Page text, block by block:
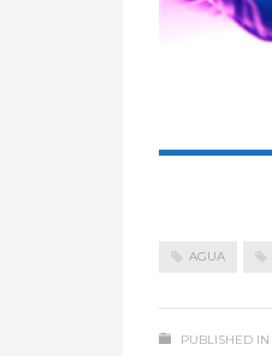
AGUA
PUBLISHED IN